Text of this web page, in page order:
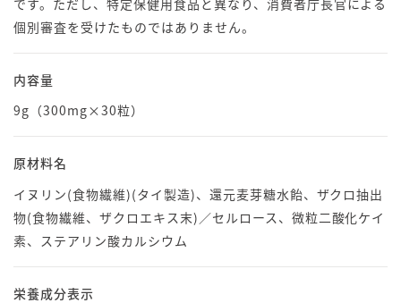
個別審査を受けたものではありません。
内容量
9g（300mg×30粒）
原材料名
イヌリン(食物繊維)(タイ製造)、還元麦芽糖水飴、ザクロ抽出
物(食物繊維、ザクロエキス末)／セルロース、微粒二酸化ケイ
素、ステアリン酸カルシウム
栄養成分表示